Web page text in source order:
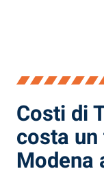
Costi di
costa
Modena